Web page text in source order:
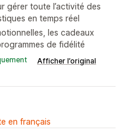
gérer toute l’activité des
en temps réel
les cadeaux
de fidélité
Afficher l’original
en français